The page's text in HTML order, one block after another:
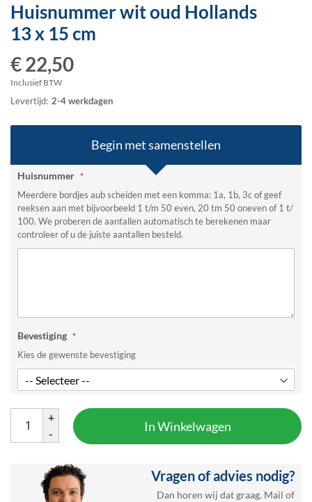
Ga
naar
het
van
de
afbeeldingen-
Huisnummer wit oud Hollands
13 x 15 cm
€ 22,50
Inclusief BTW
Levertijd: 2-4 werkdagen
Vragen of advies nodig?
Dan horen wij dat graag. Mail of
Begin met samenstellen
Huisnummer
Meerdere bordjes aub scheiden met een komma: 1a, 1b, 3c of geef
reeksen aan met bijvoorbeeld 1 t/m 50 even, 20 tm 50 oneven of 1 t/
100. We proberen de aantallen automatisch te berekenen maar
controleer of u de juiste aantallen besteld.
Bevestiging
Kies de gewenste bevestiging
+
-
In Winkelwagen